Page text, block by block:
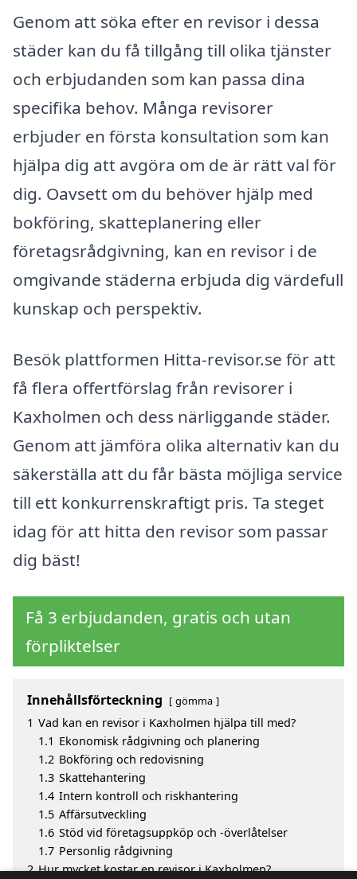
Genom att söka efter en revisor i dessa
städer kan du få tillgång till olika tjänster
och erbjudanden som kan passa dina
specifika behov. Många revisorer
erbjuder en första konsultation som kan
hjälpa dig att avgöra om de är rätt val för
dig. Oavsett om du behöver hjälp med
bokföring, skatteplanering eller
företagsrådgivning, kan en revisor i de
omgivande städerna erbjuda dig värdefull
kunskap och perspektiv.
Besök plattformen Hitta-revisor.se för att
få flera offertförslag från revisorer i
Kaxholmen och dess närliggande städer.
Genom att jämföra olika alternativ kan du
säkerställa att du får bästa möjliga service
till ett konkurrenskraftigt pris. Ta steget
idag för att hitta den revisor som passar
dig bäst!
Få 3 erbjudanden, gratis och utan
förpliktelser
Innehållsförteckning gömma
1 Vad kan en revisor i Kaxholmen hjälpa till med?
1.1 Ekonomisk rådgivning och planering
1.2 Bokföring och redovisning
1.3 Skattehantering
1.4 Intern kontroll och riskhantering
1.5 Affärsutveckling
1.6 Stöd vid företagsuppköp och -överlåtelser
1.7 Personlig rådgivning
2 Hur mycket kostar en revisor i Kaxholmen?